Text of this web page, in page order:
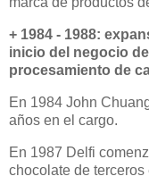
+ 1984 - 1988:
inicio del negocio
procesamiento de
En 1984 John
años en el cargo.
En 1987 Delfi
chocolate de terceros